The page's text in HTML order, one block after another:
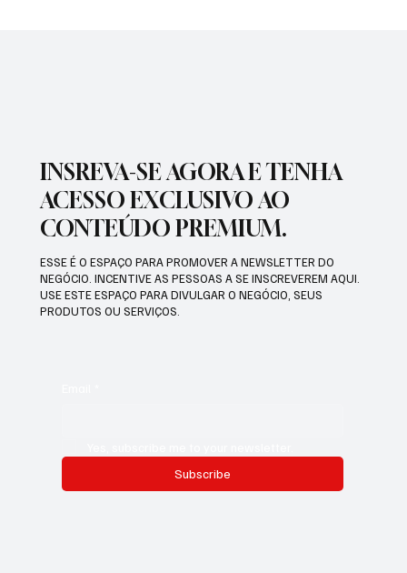
INSREVA-SE AGORA E TENHA
ACESSO EXCLUSIVO AO
CONTEÚDO PREMIUM.
ESSE É O ESPAÇO PARA PROMOVER A NEWSLETTER DO
NEGÓCIO. INCENTIVE AS PESSOAS A SE INSCREVEREM AQUI.
USE ESTE ESPAÇO PARA DIVULGAR O NEGÓCIO, SEUS
PRODUTOS OU SERVIÇOS.
Subscribe